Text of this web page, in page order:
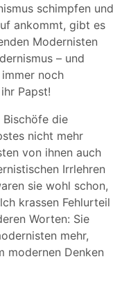
schimpfen und
ankommt, gibt es
Modernisten
– und
noch
Papst!
Bischöfe die
nicht mehr
von ihnen auch
Irrlehren
sie wohl schon,
krassen Fehlurteil
Worten: Sie
mehr,
modernen Denken